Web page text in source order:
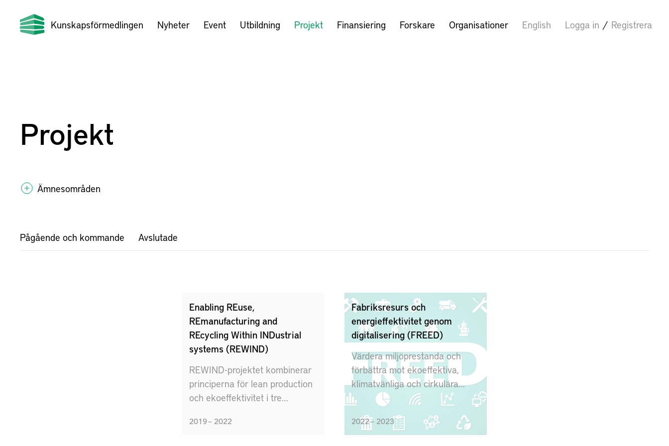
Kunskapsförmedlingen Nyheter Event Utbildning Projekt Finansiering Forskare Organisationer English Logga in / Registrera
Projekt
Ämnesområden
Pågående och kommande Avslutade
Enabling REuse,
REmanufacturing and
REcycling Within INDustrial
systems (REWIND)
REWIND-projektet kombinerar
principerna för lean production
och ekoeffektivitet i tre
Recycling, Volvo AB och IKEA
2019 – 2022
Fabriksresurs och
energieffektivitet genom
digitalisering (FREED)
Värdera miljöprestanda och
förbättra mot ekoeffektiva,
klimatvänliga och cirkulära
produktionssystem
2022 – 2023